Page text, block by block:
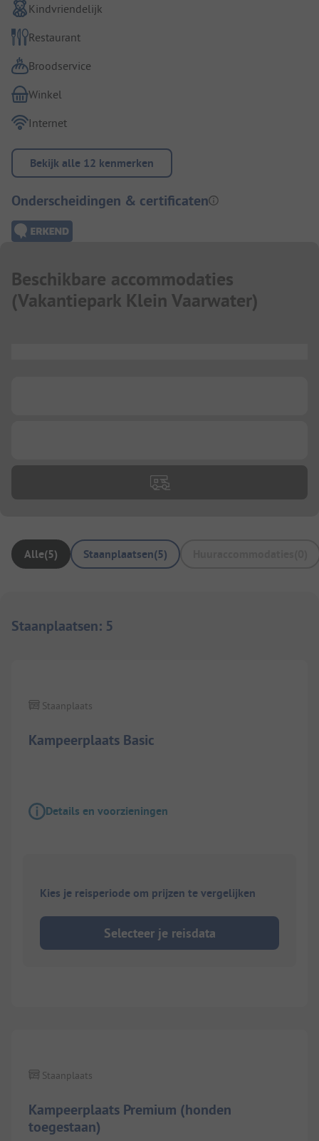
Kindvriendelijk
Restaurant
Broodservice
Winkel
Internet
Bekijk alle 12 kenmerken
Onderscheidingen & certificaten
Beschikbare accommodaties
(Vakantiepark Klein Vaarwater)
Alle(5) Staanplaatsen(5)
Staanplaatsen: 5
Kampeerplaats Basic
Staanplaats
Details en voorzieningen
Kies je reisperiode om prijzen te vergelijken
Selecteer je reisdata
Kampeerplaats Premium (honden
toegestaan)
Staanplaats